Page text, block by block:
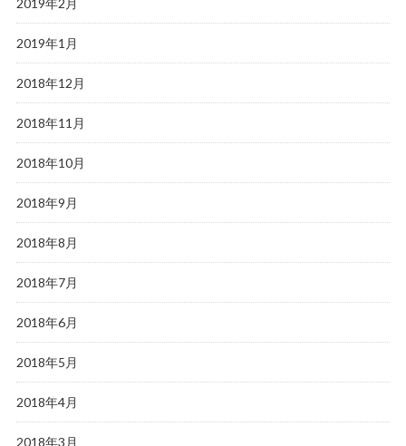
2019年2月
2019年1月
2018年12月
2018年11月
2018年10月
2018年9月
2018年8月
2018年7月
2018年6月
2018年5月
2018年4月
2018年3月